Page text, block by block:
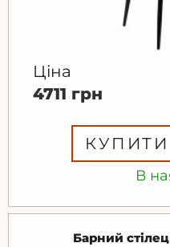
В
Ціна
4711 грн
КУПИТИ
Барний